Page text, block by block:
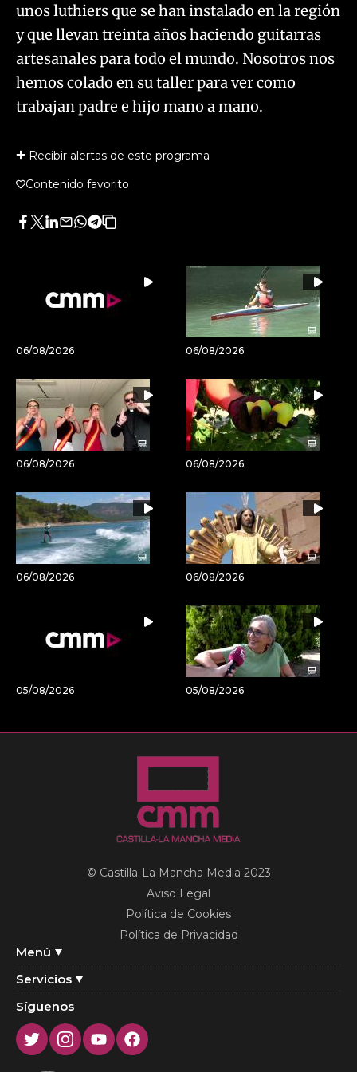
unos luthiers que se han instalado en la región
y que llevan treinta años haciendo guitarras
artesanales para todo el mundo. Nosotros nos
hemos colado en su taller para ver como
trabajan padre e hijo mano a mano.
Recibir alertas de este programa
Contenido favorito
Facebook
Twitter
LinkedIn
Enviar
Whatsapp
Telegram
Copiar
06/08/2026 06/08/2026
06/08/2026 06/08/2026
06/08/2026 06/08/2026
05/08/2026 05/08/2026
Menú
Servicios
© Castilla-La Mancha Media 2023
Aviso Legal
Política de Cookies
Política de Privacidad
Síguenos
TwitterInstagram
YoutubeFacebook